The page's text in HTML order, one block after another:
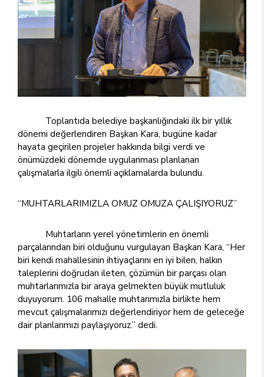
Toplantıda belediye başkanlığındaki ilk bir yıllık
dönemi değerlendiren Başkan Kara, bugüne kadar
hayata geçirilen projeler hakkında bilgi verdi ve
önümüzdeki dönemde uygulanması planlanan
çalışmalarla ilgili önemli açıklamalarda bulundu.
“MUHTARLARIMIZLA OMUZ OMUZA ÇALIŞIYORUZ”
Muhtarların yerel yönetimlerin en önemli
parçalarından biri olduğunu vurgulayan Başkan Kara, “Her
biri kendi mahallesinin ihtiyaçlarını en iyi bilen, halkın
taleplerini doğrudan ileten, çözümün bir parçası olan
muhtarlarımızla bir araya gelmekten büyük mutluluk
duyuyorum. 106 mahalle muhtarımızla birlikte hem
mevcut çalışmalarımızı değerlendiriyor hem de geleceğe
dair planlarımızı paylaşıyoruz.” dedi.